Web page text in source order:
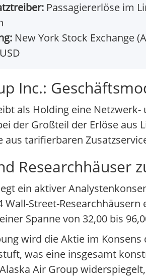
Passagiererlöse im
New York Stock Exchange
USD
Inc.:
als Holding eine
der Großteil der Erlöse
aus tarifierbaren
Researchhäuser
ein aktiver
Wall-Street-
Spanne von 32,00 bis
wird die Aktie im
was eine insgesamt
Air Group